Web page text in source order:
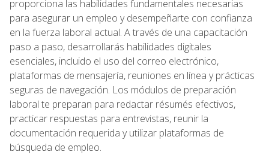
proporciona las habilidades fundamentales necesarias
para asegurar un empleo y desempeñarte con confianza
en la fuerza laboral actual. A través de una capacitación
paso a paso, desarrollarás habilidades digitales
esenciales, incluido el uso del correo electrónico,
plataformas de mensajería, reuniones en línea y prácticas
seguras de navegación. Los módulos de preparación
laboral te preparan para redactar résumés efectivos,
practicar respuestas para entrevistas, reunir la
documentación requerida y utilizar plataformas de
búsqueda de empleo.